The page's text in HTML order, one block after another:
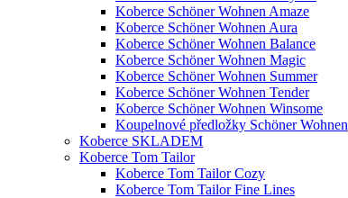
Koberce Schöner Wohnen Amaze
Koberce Schöner Wohnen Aura
Koberce Schöner Wohnen Balance
Koberce Schöner Wohnen Magic
Koberce Schöner Wohnen Summer
Koberce Schöner Wohnen Tender
Koberce Schöner Wohnen Winsome
Koupelnové předložky Schöner Wohnen
Koberce SKLADEM
Koberce Tom Tailor
Koberce Tom Tailor Cozy
Koberce Tom Tailor Fine Lines